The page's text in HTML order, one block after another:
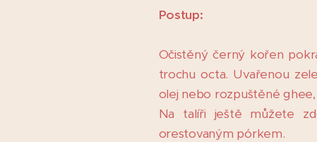
Postup:
Očistěný černý kořen
trochu octa. Uvařenou
olej nebo rozpuštěné
Na talíři ještě můžete
orestovaným pórkem.